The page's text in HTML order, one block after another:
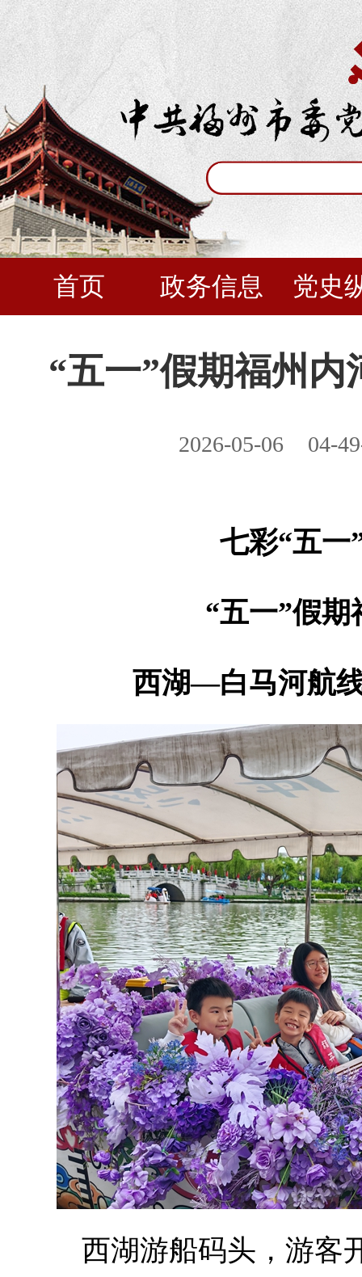
首页 政务信息 党史
“五一”假期福州内
2026-05-06 04-
七彩“五一
“五一”假
西湖—白马河航
西湖游船码头，游客